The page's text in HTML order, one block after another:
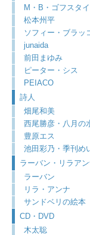
M・B・ゴフスタ
松本州平
ソフィー・ブラッ
junaida
前田まゆみ
ピーター・シス
PEIACO
詩人
畑尾和美
西尾勝彦・八月の
豊原エス
池田彩乃・季刊め
ラーバン・リラア
ラーバン
リラ・アンナ
サンドベリの絵
CD・DVD
木太聡